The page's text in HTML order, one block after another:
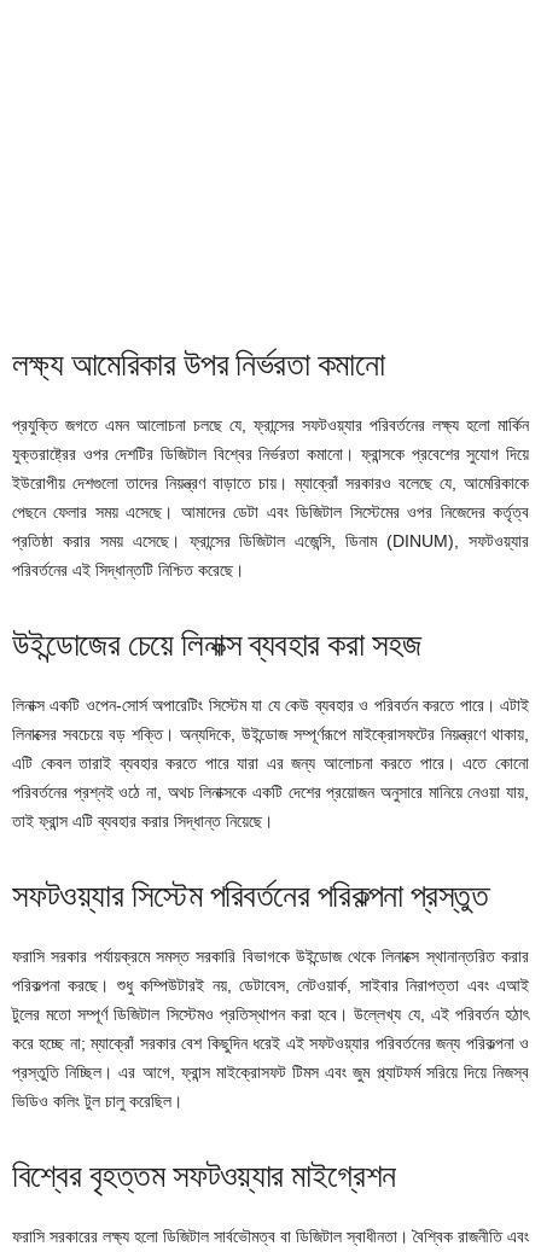
লক্ষ্য আমেরিকার উপর নির্ভরতা কমানো
প্রযুক্তি জগতে এমন আলোচনা চলছে যে, ফ্রান্সের সফটওয়্যার পরিবর্তনের লক্ষ্য হলো মার্কিন
যুক্তরাষ্ট্রের ওপর দেশটির ডিজিটাল বিশ্বের নির্ভরতা কমানো। ফ্রান্সকে প্রবেশের সুযোগ দিয়ে
ইউরোপীয় দেশগুলো তাদের নিয়ন্ত্রণ বাড়াতে চায়। ম্যাক্রোঁ সরকারও বলেছে যে, আমেরিকাকে
পেছনে ফেলার সময় এসেছে। আমাদের ডেটা এবং ডিজিটাল সিস্টেমের ওপর নিজেদের কর্তৃত্ব
প্রতিষ্ঠা করার সময় এসেছে। ফ্রান্সের ডিজিটাল এজেন্সি, ডিনাম (DINUM), সফটওয়্যার
পরিবর্তনের এই সিদ্ধান্তটি নিশ্চিত করেছে।
উইন্ডোজের চেয়ে লিনাক্স ব্যবহার করা সহজ
লিনাক্স একটি ওপেন-সোর্স অপারেটিং সিস্টেম যা যে কেউ ব্যবহার ও পরিবর্তন করতে পারে। এটাই
লিনাক্সের সবচেয়ে বড় শক্তি। অন্যদিকে, উইন্ডোজ সম্পূর্ণরূপে মাইক্রোসফটের নিয়ন্ত্রণে থাকায়,
এটি কেবল তারাই ব্যবহার করতে পারে যারা এর জন্য আলোচনা করতে পারে। এতে কোনো
পরিবর্তনের প্রশ্নই ওঠে না, অথচ লিনাক্সকে একটি দেশের প্রয়োজন অনুসারে মানিয়ে নেওয়া যায়,
তাই ফ্রান্স এটি ব্যবহার করার সিদ্ধান্ত নিয়েছে।
সফটওয়্যার সিস্টেম পরিবর্তনের পরিকল্পনা প্রস্তুত
ফরাসি সরকার পর্যায়ক্রমে সমস্ত সরকারি বিভাগকে উইন্ডোজ থেকে লিনাক্সে স্থানান্তরিত করার
পরিকল্পনা করছে। শুধু কম্পিউটারই নয়, ডেটাবেস, নেটওয়ার্ক, সাইবার নিরাপত্তা এবং এআই
টুলের মতো সম্পূর্ণ ডিজিটাল সিস্টেমও প্রতিস্থাপন করা হবে। উল্লেখ্য যে, এই পরিবর্তন হঠাৎ
করে হচ্ছে না; ম্যাক্রোঁ সরকার বেশ কিছুদিন ধরেই এই সফটওয়্যার পরিবর্তনের জন্য পরিকল্পনা ও
প্রস্তুতি নিচ্ছিল। এর আগে, ফ্রান্স মাইক্রোসফট টিমস এবং জুম প্ল্যাটফর্ম সরিয়ে দিয়ে নিজস্ব
ভিডিও কলিং টুল চালু করেছিল।
বিশ্বের বৃহত্তম সফটওয়্যার মাইগ্রেশন
ফরাসি সরকারের লক্ষ্য হলো ডিজিটাল সার্বভৌমত্ব বা ডিজিটাল স্বাধীনতা। বৈশ্বিক রাজনীতি এবং